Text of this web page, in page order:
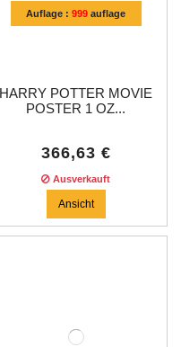
Auflage :999 auflage
HARRY POTTER MOVIE
POSTER 1 OZ...
366,63 €
Ausverkauft
Ansicht